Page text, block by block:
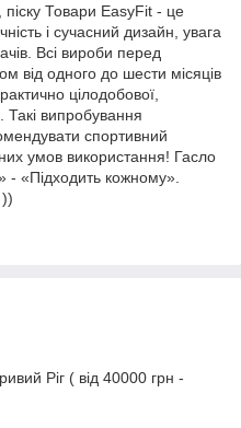
піску Товари EasyFit - це
і сучасний дизайн, увага
Всі вироби перед
від одного до шести місяців
цілодобової,
Такі випробування
спортивний
умов використання! Гасло
- «Підходить кожному».
Ріг ( від 40000 грн -